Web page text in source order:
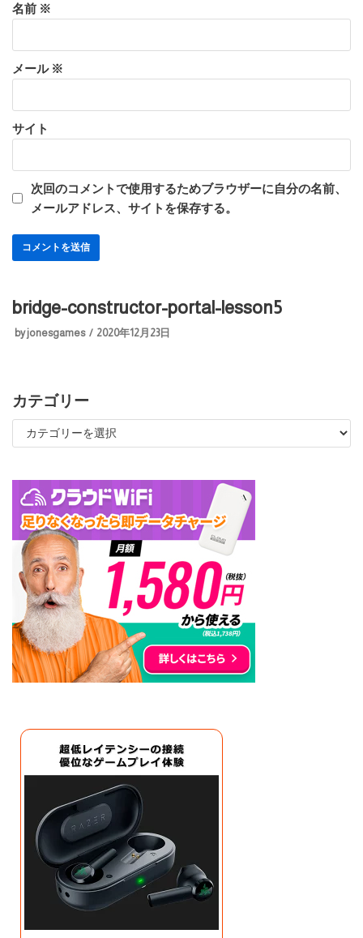
名前 ※
メール ※
サイト
次回のコメントで使用するためブラウザーに自分の名前、
メールアドレス、サイトを保存する。
bridge-constructor-portal-lesson5
byjonesgames 2020年12月23日
カテゴリー